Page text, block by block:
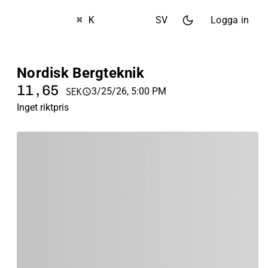
⌘ K SV Logga in
Nordisk Bergteknik
11,65 SEK
3/25/26, 5:00 PM
Inget riktpris